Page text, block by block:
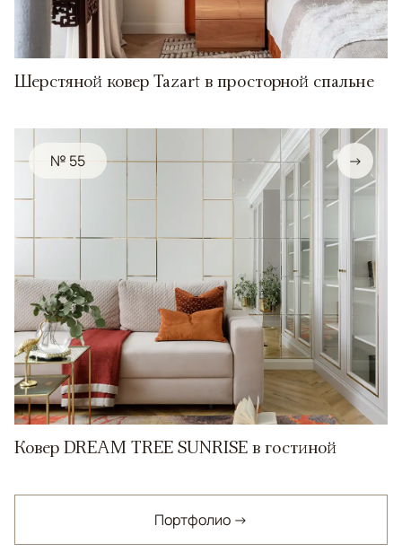
Шерстяной ковер Tazart в просторной спальне
№ 55 →
Ковер DREAM TREE SUNRISE в гостиной
Портфолио →